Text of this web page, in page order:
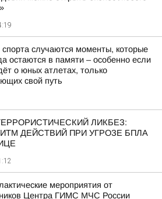
случаются моменты, которые
остаются в памяти – особенно если
о юных атлетах, только
свой путь
ЛИКБЕЗ:
ДЕЙСТВИЙ ПРИ УГРОЗЕ БПЛА
мероприятия от
Центра ГИМС МЧС России